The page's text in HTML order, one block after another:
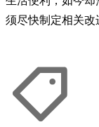
须尽快制定相关改